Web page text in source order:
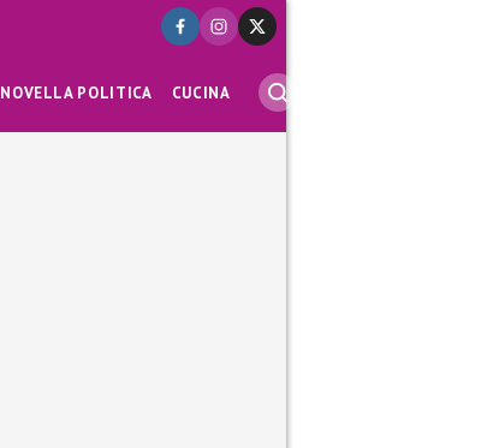
NOVELLA POLITICA CUCINA